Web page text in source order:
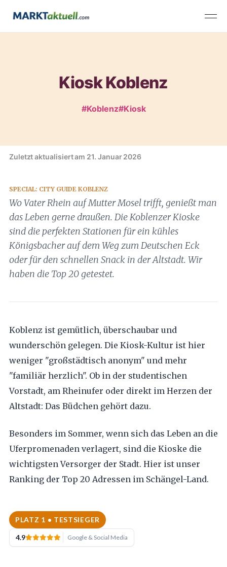
Kiosk Koblenz
#Koblenz#Kiosk
Zuletzt aktualisiert am 21. Januar 2026
SPECIAL: CITY GUIDE KOBLENZ
Wo Vater Rhein auf Mutter Mosel trifft, genießt man
das Leben gerne draußen. Die Koblenzer Kioske
sind die perfekten Stationen für ein kühles
Königsbacher auf dem Weg zum Deutschen Eck
oder für den schnellen Snack in der Altstadt. Wir
haben die Top 20 getestet.
Koblenz ist gemütlich, überschaubar und
wunderschön gelegen. Die Kiosk-Kultur ist hier
weniger "großstädtisch anonym" und mehr
"familiär herzlich". Ob in der studentischen
Vorstadt, am Rheinufer oder direkt im Herzen der
Altstadt: Das Büdchen gehört dazu.
Besonders im Sommer, wenn sich das Leben an die
Uferpromenaden verlagert, sind die Kioske die
wichtigsten Versorger der Stadt. Hier ist unser
Ranking der Top 20 Adressen im Schängel-Land.
PLATZ 1 • TESTSIEGER
4.9 Google & Social Media